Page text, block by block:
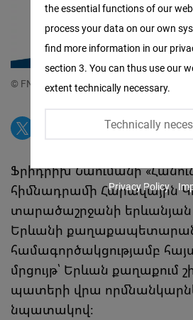
© FNF South Caucasus
Ֆրիդրիխ Նաումանի
հիմնադրամի Հարավային
տարածաշրջանի երևանյան
Երևանի
համագործակցությամբ
մրցույթ՝ Երևան քաղաքում
պատերի վրա
նպատակով։
the essential functions of our
process your data on our own
find more information in our
section 3. You can thus use our
extent technically necessary.
Technically
Facebook
Embed
Twitter
Embed
Youtube
Embed
Google
Maps
Embed
Privacy Policy